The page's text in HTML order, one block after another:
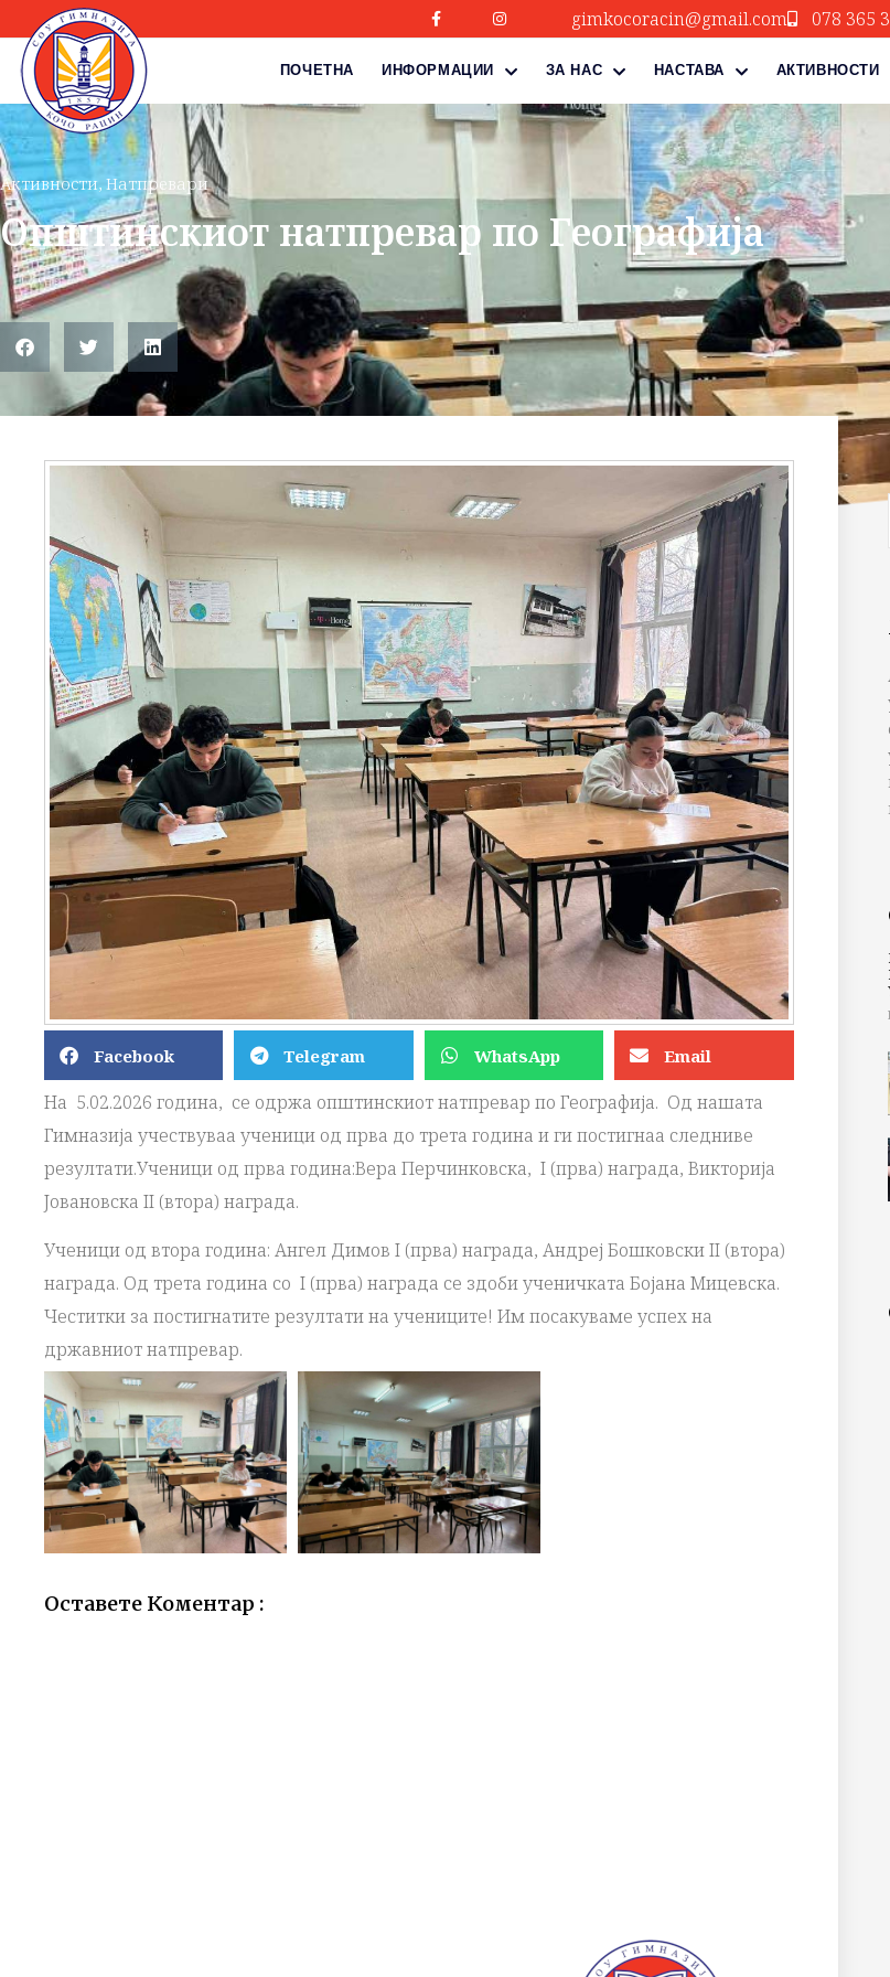
gimkocoracin@gmail.com 078 365
ПОЧЕТНА ИНФОРМАЦИИ ЗА НАС НАСТАВА АКТИВНОСТИ
Активности, Натпревари
Oпштинскиот натпревар по Географија
Facebook Telegram WhatsApp Email
На 5.02.2026 година, се одржа општинскиот натпревар по Географија. Од нашата
Гимназија учествуваа ученици од прва до трета година и ги постигнаа следниве
резултати.Ученици од прва година:Вера Перчинковска, I (прва) награда, Викторија
Јовановска II (втора) награда.
Ученици од втора година: Ангел Димов I (прва) награда, Андреј Бошковски II (втора)
награда. Од трета година со I (прва) награда се здоби ученичката Бојана Мицевска.
Честитки за постигнатите резултати на учениците! Им посакуваме успех на
државниот натпревар.
Оставете Коментар :